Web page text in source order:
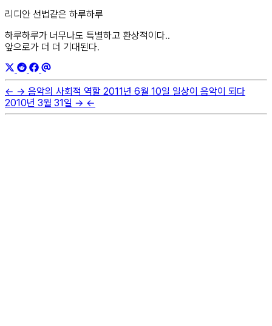
리디안 선법같은 하루하루
하루하루가 너무나도 특별하고 환상적이다..
앞으로가 더 더 기대된다.
← → 음악의 사회적 역할 2011년 6월 10일 일상이 음악이 되다
2010년 3월 31일 → ←